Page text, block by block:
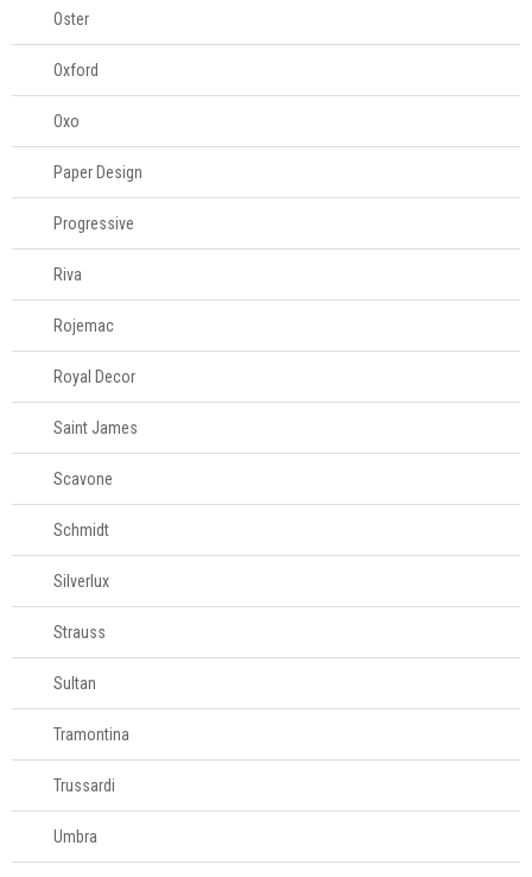
Oster
Oxford
Oxo
Paper Design
Progressive
Riva
Rojemac
Royal Decor
Saint James
Scavone
Schmidt
Silverlux
Strauss
Sultan
Tramontina
Trussardi
Umbra